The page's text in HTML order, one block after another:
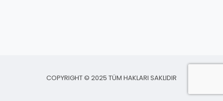
COPYRIGHT © 2025 TÜM HAKLARI SAKLIDIR